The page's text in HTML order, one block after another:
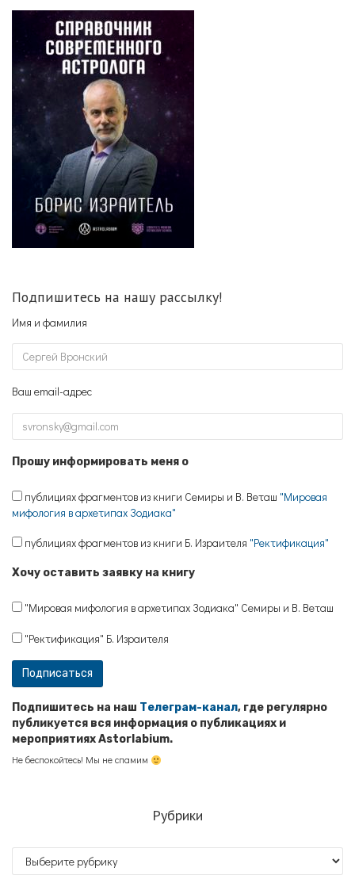
Подпишитесь на нашу рассылку!
Имя и фамилия
Ваш email-адрес
Прошу информировать меня о
публициях фрагментов из книги Семиры и В. Веташ "Мировая
мифология в архетипах Зодиака"
публициях фрагментов из книги Б. Израителя "Ректификация"
Хочу оставить заявку на книгу
"Мировая мифология в архетипах Зодиака" Семиры и В. Веташ
"Ректификация" Б. Израителя
Подпишитесь на наш Телеграм-канал, где регулярно
публикуется вся информация о публикациях и
мероприятиях Astorlabium.
Не беспокойтесь! Мы не спамим
Рубрики
Рубрики